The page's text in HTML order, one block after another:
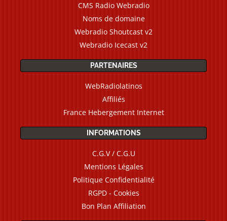
CMS Radio Webradio
Noms de domaine
Webradio Shoutcast v2
Webradio Icecast v2
PARTENAIRES
WebRadiolatinos
Affiliés
France Hebergement Internet
INFORMATIONS
C.G.V / C.G.U
Mentions Légales
Politique Confidentialité
RGPD - Cookies
Bon Plan Affiliation